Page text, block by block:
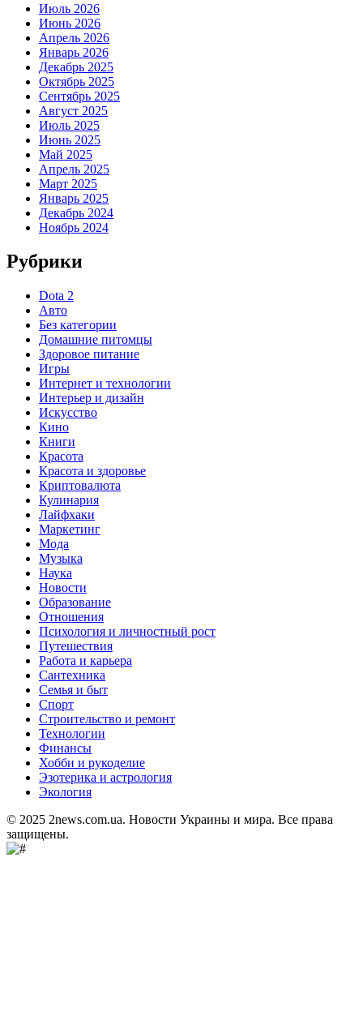
Июль 2026
Июнь 2026
Апрель 2026
Январь 2026
Декабрь 2025
Октябрь 2025
Сентябрь 2025
Август 2025
Июль 2025
Июнь 2025
Май 2025
Апрель 2025
Март 2025
Январь 2025
Декабрь 2024
Ноябрь 2024
Рубрики
Dota 2
Авто
Без категории
Домашние питомцы
Здоровое питание
Игры
Интернет и технологии
Интерьер и дизайн
Искусство
Кино
Книги
Красота
Красота и здоровье
Криптовалюта
Кулинария
Лайфхаки
Маркетинг
Мода
Музыка
Наука
Новости
Образование
Отношения
Психология и личностный рост
Путешествия
Работа и карьера
Сантехника
Семья и быт
Спорт
Строительство и ремонт
Технологии
Финансы
Хобби и рукоделие
Эзотерика и астрология
Экология
© 2025 2news.com.ua. Новости Украины и мира. Все права
защищены.